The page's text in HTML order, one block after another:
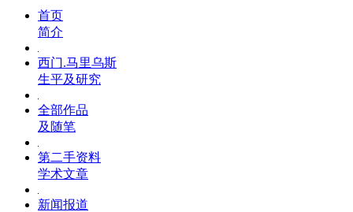
首页
简介
西门.马里乌斯
生平及研究
全部作品
及随笔
第二手资料
学术文章
新闻报道